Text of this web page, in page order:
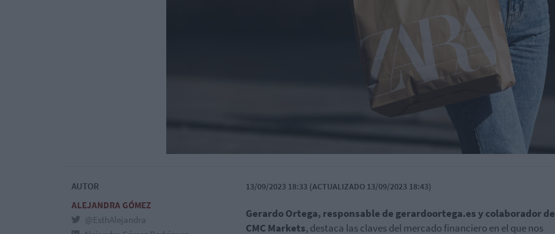
AUTOR
ALEJANDRA GÓMEZ
@EsthAlejandra
13/09/2023 18:33 (ACTUALIZADO 13/09/2023 18:43)
Gerardo Ortega, responsable de gerardoortega.es y colaborador de
CMC Markets, destaca las claves del mercado financiero en el que nos